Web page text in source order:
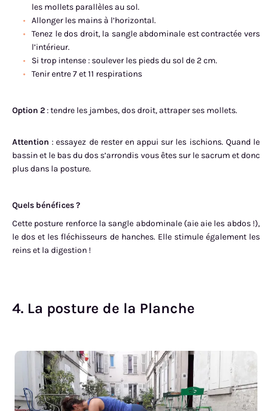
les mollets parallèles au sol.
Allonger les mains à l’horizontal.
Tenez le dos droit, la sangle abdominale est contractée vers
l’intérieur.
Si trop intense : soulever les pieds du sol de 2 cm.
Tenir entre 7 et 11 respirations
Option 2: tendre les jambes, dos droit, attraper ses mollets.
Attention : essayez de rester en appui sur les ischions. Quand le
bassin et le bas du dos s’arrondis vous êtes sur le sacrum et donc
plus dans la posture.
Quels bénéfices ?
Cette posture renforce la sangle abdominale (aie aie les abdos !),
le dos et les fléchisseurs de hanches. Elle stimule également les
reins et la digestion !
4. La posture de la Planche